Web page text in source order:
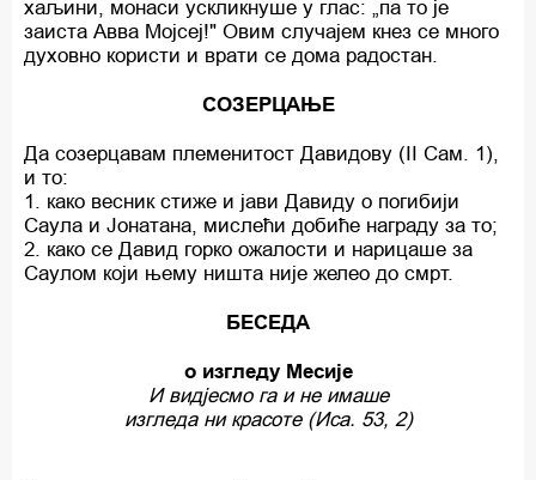
хаљини, монаси ускликнуше у глас: „па то је
заиста Авва Мојсеј!" Овим случајем кнез се много
духовно користи и врати се дома радостан.
СОЗЕРЦАЊЕ
Да созерцавам племенитост Давидову (II Сам. 1),
и то:
1. како весник стиже и јави Давиду о погибији
Саула и Јонатана, мислећи добиће награду за то;
2. како се Давид горко ожалости и нарицаше за
Саулом који њему ништа није желео до смрт.
БЕСЕДА
о изгледу Месије
И видјесмо га и не имаше
изгледа ни красоте (Иса. 53, 2)